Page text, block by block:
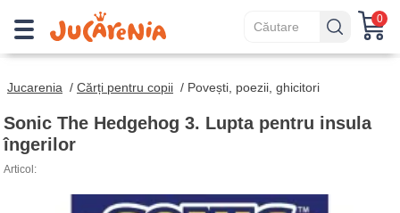
0
Jucarenia / Cărți pentru copii / Povești, poezii, ghicitori
Sonic The Hedgehog 3. Lupta pentru insula
îngerilor
Articol: